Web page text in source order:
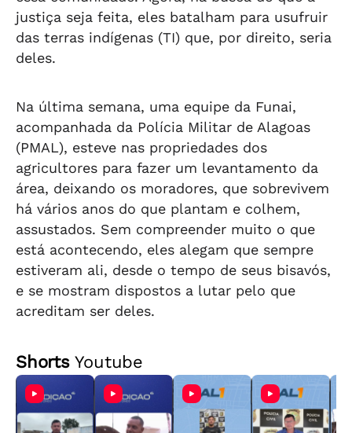
justiça seja feita, eles batalham para usufruir
das terras indígenas (TI) que, por direito, seria
deles.
Na última semana, uma equipe da Funai,
acompanhada da Polícia Militar de Alagoas
(PMAL), esteve nas propriedades dos
agricultores para fazer um levantamento da
área, deixando os moradores, que sobrevivem
há vários anos do que plantam e colhem,
assustados. Sem compreender muito o que
está acontecendo, eles alegam que sempre
estiveram ali, desde o tempo de seus bisavós,
e se mostram dispostos a lutar pelo que
acreditam ser deles.
ShortsYoutube